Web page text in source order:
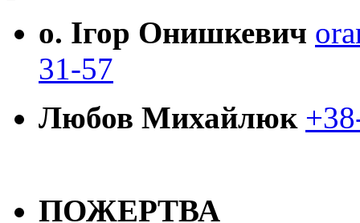
о. Ігор Онишкевич
31-57
Любов Михайлюк
ПОЖЕРТВА